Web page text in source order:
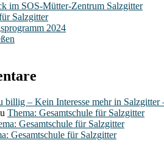
im SOS-Mütter-Zentrum Salzgitter
Salzgitter
2024
billig – Kein Interesse mehr in Salzgitter
Thema: Gesamtschule für Salzgitter
Gesamtschule für Salzgitter
Gesamtschule für Salzgitter